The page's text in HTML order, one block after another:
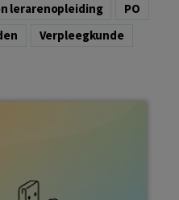
lerarenopleiding
PO
Verpleegkunde